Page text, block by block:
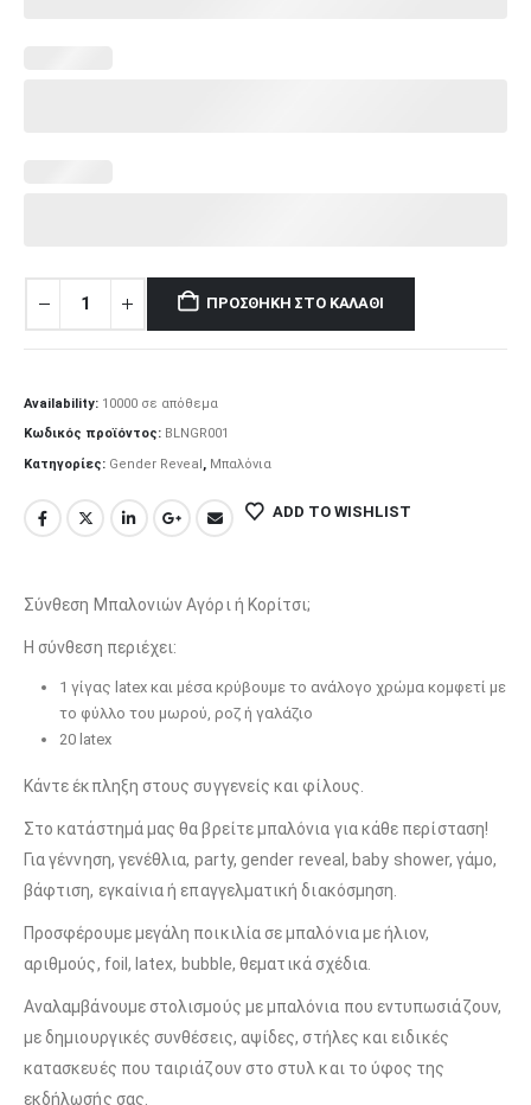
ΠΡΟΣΘΉΚΗ ΣΤΟ ΚΑΛΆΘΙ
Availability: 10000 σε απόθεμα
Κωδικός προϊόντος: BLNGR001
Κατηγορίες: Gender Reveal, Μπαλόνια
ADD TO WISHLIST
Σύνθεση Μπαλονιών Αγόρι ή Κορίτσι;
Η σύνθεση περιέχει:
1 γίγας latex και μέσα κρύβουμε το ανάλογο χρώμα κομφετί με
το φύλλο του μωρού, ροζ ή γαλάζιο
20 latex
Κάντε έκπληξη στους συγγενείς και φίλους.
Στο κατάστημά μας θα βρείτε μπαλόνια για κάθε περίσταση!
Για γέννηση, γενέθλια, party, gender reveal, baby shower, γάμο,
βάφτιση, εγκαίνια ή επαγγελματική διακόσμηση.
Προσφέρουμε μεγάλη ποικιλία σε μπαλόνια με ήλιον,
αριθμούς, foil, latex, bubble, θεματικά σχέδια.
Αναλαμβάνουμε στολισμούς με μπαλόνια που εντυπωσιάζουν,
με δημιουργικές συνθέσεις, αψίδες, στήλες και ειδικές
κατασκευές που ταιριάζουν στο στυλ και το ύφος της
εκδήλωσής σας.